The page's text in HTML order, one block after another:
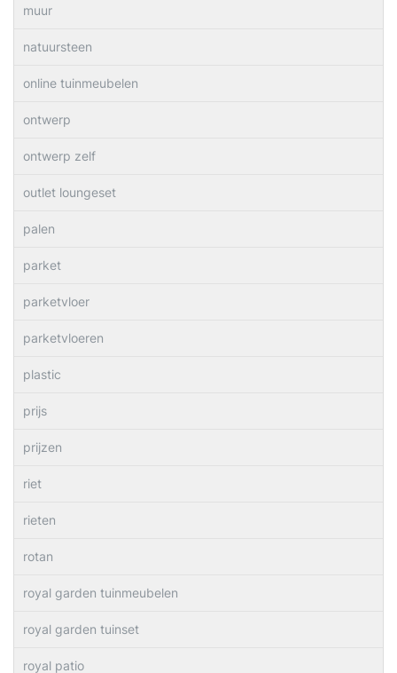
muur
natuursteen
online tuinmeubelen
ontwerp
ontwerp zelf
outlet loungeset
palen
parket
parketvloer
parketvloeren
plastic
prijs
prijzen
riet
rieten
rotan
royal garden tuinmeubelen
royal garden tuinset
royal patio